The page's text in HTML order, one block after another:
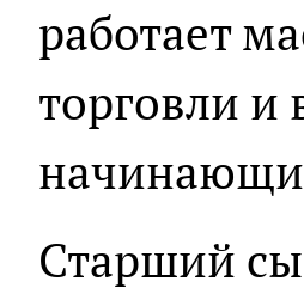
работает
торговли и
Старший